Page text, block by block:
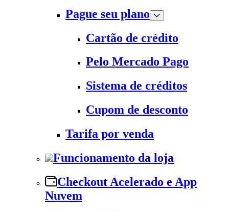
Pague seu plano
Cartão de crédito
Pelo Mercado Pago
Sistema de créditos
Cupom de desconto
Tarifa por venda
Funcionamento da loja
Checkout Acelerado e App
Nuvem